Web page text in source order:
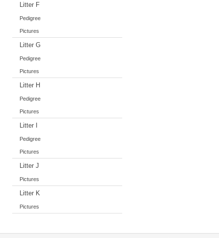
Litter F
Pedigree
Pictures
Litter G
Pedigree
Pictures
Litter H
Pedigree
Pictures
Litter I
Pedigree
Pictures
Litter J
Pictures
Litter K
Pictures